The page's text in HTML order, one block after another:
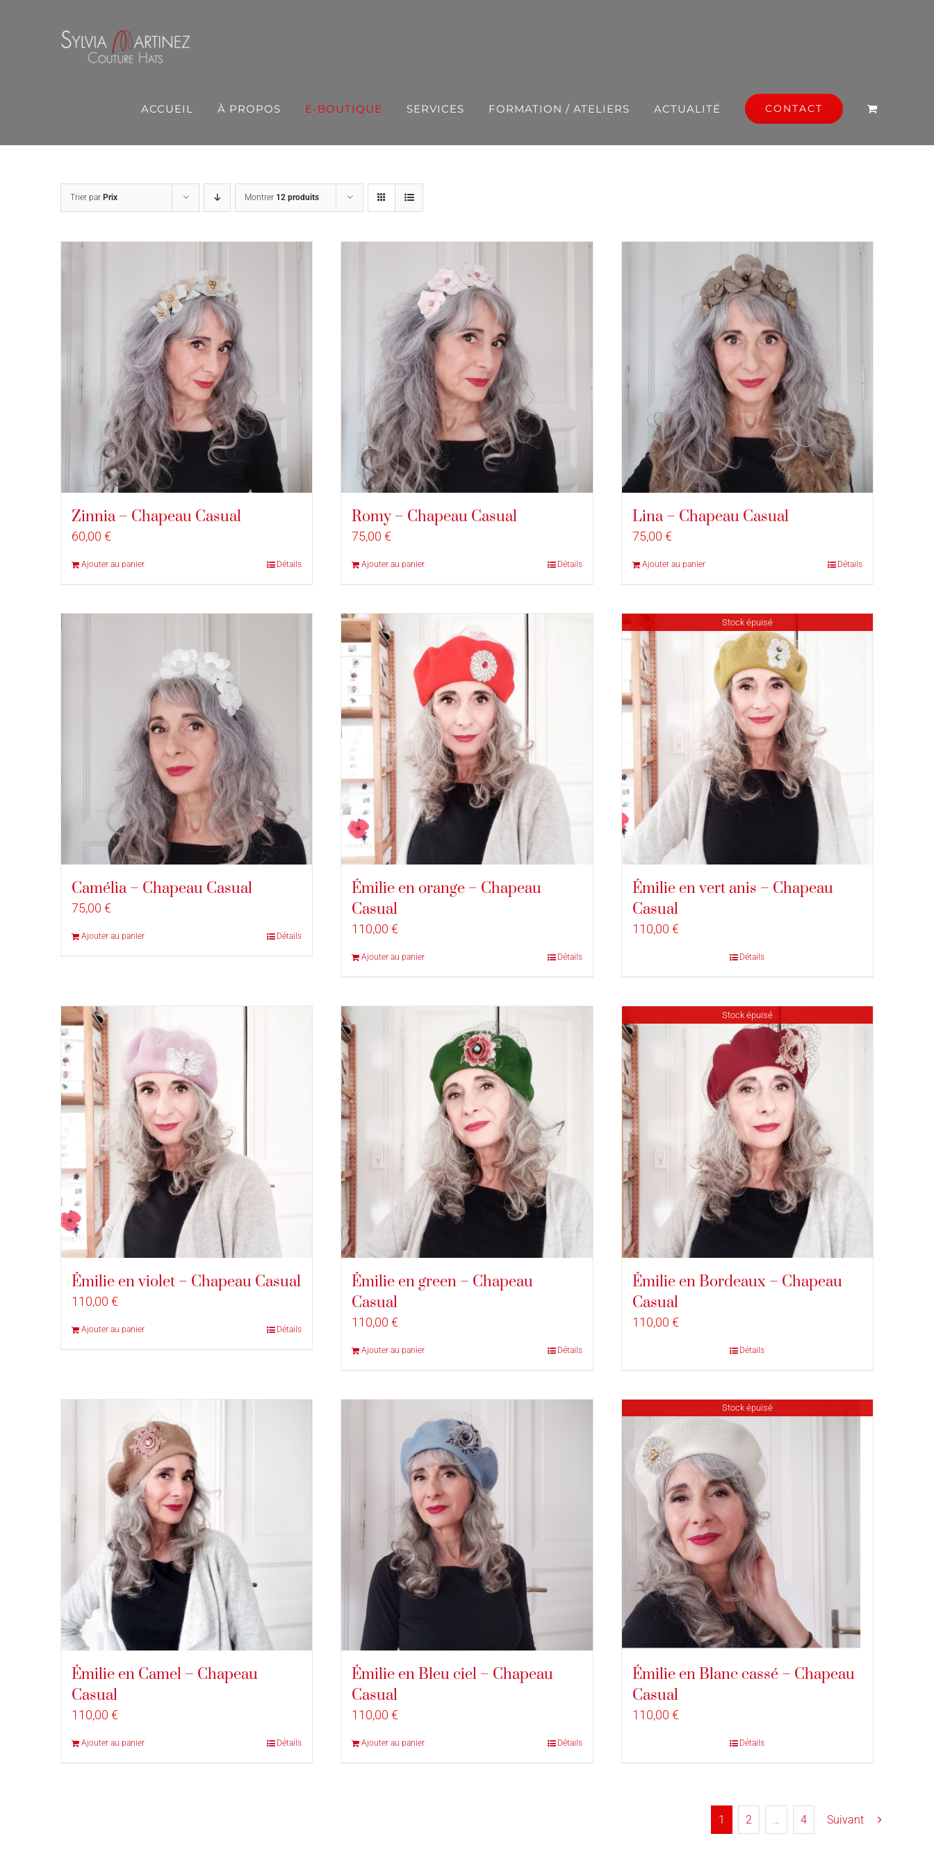
ACCUEIL À PROPOS E-BOUTIQUE SERVICES FORMATION / ATELIERS ACTUALITÉ CONTACT
Trier par Prix Montrer 12 produits
Zinnia – Chapeau Casual
60,00 €
Ajouter au panier Détails
Romy – Chapeau Casual
75,00€
Ajouter au panier Détails
Lina – Chapeau Casual
75,00 €
Ajouter au panier Détails
Camélia – Chapeau Casual
75,00 €
Ajouter au panier Détails
Émilie en orange – Chapeau
Casual
110,00€
Ajouter au panier Détails
Stock épuisé
Émilie en vert anis – Chapeau
Casual
110,00 €
Détails
Émilie en violet – Chapeau Casual
110,00 €
Ajouter au panier Détails
Émilie en green – Chapeau
Casual
110,00€
Ajouter au panier Détails
Stock épuisé
Émilie en Bordeaux – Chapeau
Casual
110,00 €
Détails
Émilie en Camel – Chapeau
Casual
110,00 €
Ajouter au panier Détails
Émilie en Bleu ciel – Chapeau
Casual
110,00€
Ajouter au panier Détails
Stock épuisé
Émilie en Blanc cassé – Chapeau
Casual
110,00 €
Détails
1 2 … 4 Suivant